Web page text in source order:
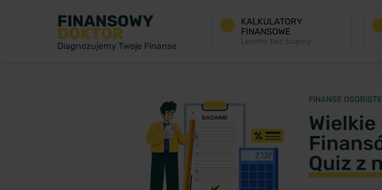
FINANSOWY
DOKTOR
Diagnozujemy Twoje Finanse
KALKULATORY
FINANSOWE
Lecimy bez ściemy
FINANSE OSOBISTE
Quiz z